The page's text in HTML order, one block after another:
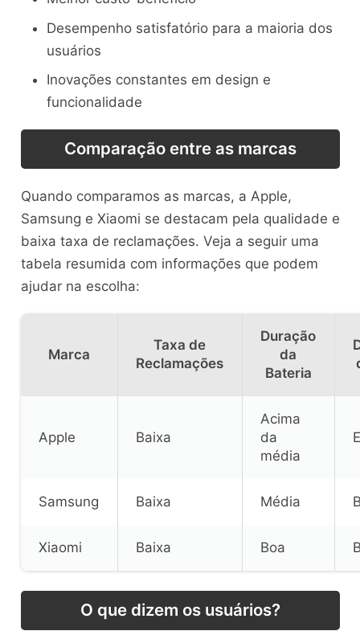
Desempenho satisfatório para a maioria dos
usuários
Inovações constantes em design e
funcionalidade
Comparação entre as marcas
Quando comparamos as marcas, a Apple,
Samsung e Xiaomi se destacam pela qualidade e
baixa taxa de reclamações. Veja a seguir uma
tabela resumida com informações que podem
ajudar na escolha:
Marca
Taxa de
Reclamações
Duração
da
Bateria
Apple Baixa
Acima
da
média
Samsung Baixa Média
Xiaomi Baixa Boa
O que dizem os usuários?